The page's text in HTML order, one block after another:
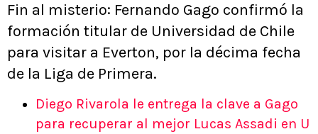
Fin al misterio: Fernando Gago confirmó la
formación titular de Universidad de Chile
para visitar a Everton, por la décima fecha
de la Liga de Primera.
Diego Rivarola le entrega la clave a Gago
para recuperar al mejor Lucas Assadi en U